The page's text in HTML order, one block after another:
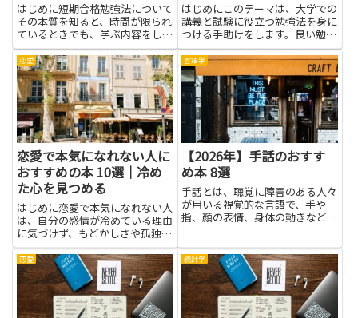
はじめに短期合格勉強法について
その本質を知ると、時間が限られ
ているときでも、学ぶ内容をしっ
かり整理し、無駄を減らすコツが
身につきます。まずは自分の目的
をはっきりさせ、日々の学習に小
さな目標を設定する習慣が生まれ
ます。記憶の仕組みを利用する
方...
はじめにこのテーマは、大学での
講義と試験に役立つ勉強法を身に
つける手助けをします。良い勉強
法を身につけると、授業の内容を
覚えやすくなり、試験対策もスム
ーズになります。特に、読書を通
じて自分の学び方を見つけること
は、授業の理解を深め、課題の
取...
恋愛
恋愛で本気になれない人に
おすすめの本 10選｜冷め
た心を見つめる
はじめに恋愛で本気になれない人
は、自分の感情が冷めている理由
に気づけず、もどかしさや孤独を
感じがちです。冷めた心を見つめ
ることは、自分の過去の経験や恐
れ、期待のズレを整理する第一歩
になります。本を通じて他者の視
点や心理学的な説明に触れる
と、...
言語学
【2026年】手話のおすす
め本 8選
手話とは、聴覚に障害のある人々
が用いる視覚的な言語で、手や
指、顔の表情、身体の動きなどを
手話」と「日本語対応手話」など
があり、それぞれ独自の文法や表
現法を持っています。手話は単な
る...
恋愛 統計学